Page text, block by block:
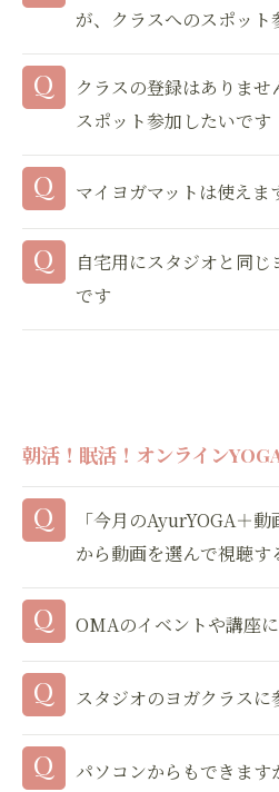
が、クラスへのスポット
クラスの登録はありま
スポット参加したいです
マイヨガマットは使えま
自宅用にスタジオと同
です
朝活！眠活！オンライン
「今月のAyurYOGA＋
から動画を選んで視聴す
OMAのイベントや講座
スタジオのヨガクラス
パソコンからもできます